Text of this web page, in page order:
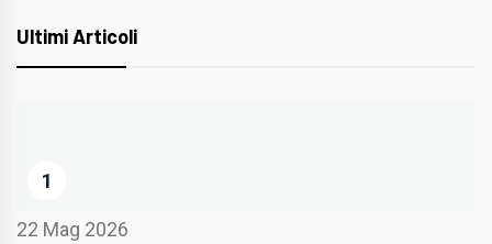
Ultimi Articoli
1
22 Mag 2026